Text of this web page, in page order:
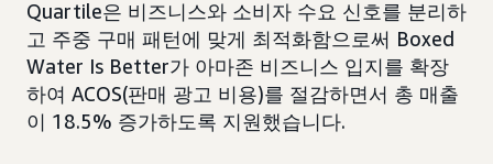
Quartile은 비즈니스와 소비자 수요 신호를 분리하
고 주중 구매 패턴에 맞게 최적화함으로써 Boxed
Water Is Better가 아마존 비즈니스 입지를 확장
하여 ACOS(판매 광고 비용)를 절감하면서 총 매출
이 18.5% 증가하도록 지원했습니다.